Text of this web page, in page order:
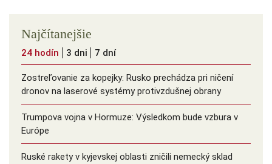
Najčítanejšie
24 hodín 3 dni 7 dní
Zostreľovanie za kopejky: Rusko prechádza pri ničení
dronov na laserové systémy protivzdušnej obrany
Trumpova vojna v Hormuze: Výsledkom bude vzbura v
Európe
Ruské rakety v kyjevskej oblasti zničili nemecký sklad